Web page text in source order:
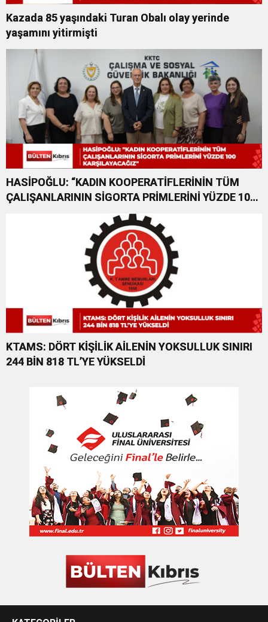
Kazada 85 yaşındaki Turan Obalı olay yerinde
yaşamını yitirmişti
HASİPOĞLU: “KADIN KOOPERATİFLERİNİN TÜM
ÇALIŞANLARININ SİGORTA PRİMLERİNİ YÜZDE 100
KTAMS: DÖRT KİŞİLİK AİLENİN YOKSULLUK SINIRI
244 BİN 818 TL’YE YÜKSELDİ